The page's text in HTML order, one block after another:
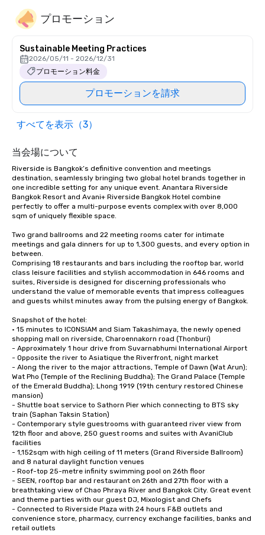
プロモーション
Sustainable Meeting Practices
2026/05/11 - 2026/12/31
プロモーション料金
プロモーションを請求
すべてを表示（3）
当会場について
Riverside is Bangkok’s definitive convention and meetings
destination, seamlessly bringing two global hotel brands together in
one incredible setting for any unique event. Anantara Riverside
Bangkok Resort and Avani+ Riverside Bangkok Hotel combine
perfectly to offer a multi-purpose events complex with over 8,000
sqm of uniquely flexible space.
Two grand ballrooms and 22 meeting rooms cater for intimate
meetings and gala dinners for up to 1,300 guests, and every option in
between.
Comprising 18 restaurants and bars including the rooftop bar, world
class leisure facilities and stylish accommodation in 646 rooms and
suites, Riverside is designed for discerning professionals who
understand the value of memorable events that impress colleagues
and guests whilst minutes away from the pulsing energy of Bangkok.
Snapshot of the hotel:
• 15 minutes to ICONSIAM and Siam Takashimaya, the newly opened
shopping mall on riverside, Charoennakorn road (Thonburi)
- Approximately 1 hour drive from Suvarnabhumi International Airport
- Opposite the river to Asiatique the Riverfront, night market
- Along the river to the major attractions, Temple of Dawn (Wat Arun);
Wat Pho (Temple of the Reclining Buddha); The Grand Palace (Temple
of the Emerald Buddha); Lhong 1919 (19th century restored Chinese
mansion)
- Shuttle boat service to Sathorn Pier which connecting to BTS sky
train (Saphan Taksin Station)
- Contemporary style guestrooms with guaranteed river view from
12th floor and above, 250 guest rooms and suites with AvaniClub
facilities
- 1,152sqm with high ceiling of 11 meters (Grand Riverside Ballroom)
and 8 natural daylight function venues
- Roof-top 25-metre infinity swimming pool on 26th floor
- SEEN, rooftop bar and restaurant on 26th and 27th floor with a
breathtaking view of Chao Phraya River and Bangkok City. Great event
and theme parties with our guest DJ, Mixologist and Chefs
- Connected to Riverside Plaza with 24 hours F&B outlets and
convenience store, pharmacy, currency exchange facilities, banks and
retail outlets